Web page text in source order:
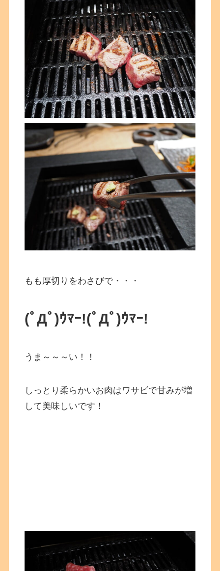
もも厚切りをわさびで・・・
(ﾟДﾟ)ｳﾏｰ!(ﾟДﾟ)ｳﾏｰ!
うま～～～い！！
しっとり柔らかいお肉はワサビで甘みが増
して美味しいです！